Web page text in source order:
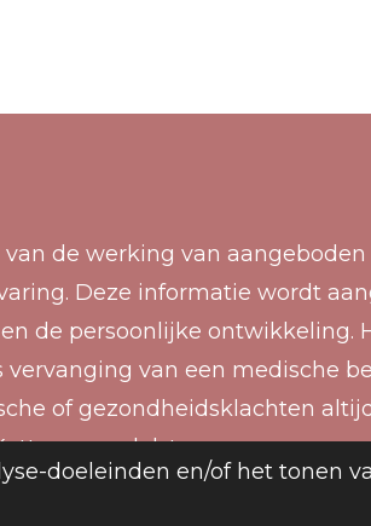
doeleinden en/of het tonen
de werking van
Deze informatie wordt
de persoonlijke ontwikkeling.
vervanging van een medische
of gezondheidsklachten
edelstenen